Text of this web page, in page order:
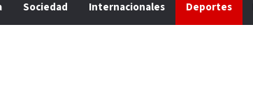
Sociedad Internacionales Deportes